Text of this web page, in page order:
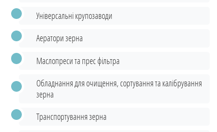
Універсальні крупозаводи
Аератори зерна
Маслопреси та прес фільтра
Обладнання для очищення, сортування та калібрування
зерна
Транспортування зерна